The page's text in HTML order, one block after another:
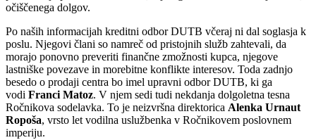
očiščenega dolgov.
Po naših informacijah kreditni odbor DUTB včeraj ni dal soglasja k
poslu. Njegovi člani so namreč od pristojnih služb zahtevali, da
morajo ponovno preveriti finančne zmožnosti kupca, njegove
lastniške povezave in morebitne konflikte interesov. Toda zadnjo
besedo o prodaji centra bo imel upravni odbor DUTB, ki ga
vodi Franci Matoz. V njem sedi tudi nekdanja dolgoletna tesna
Ročnikova sodelavka. To je neizvršna direktorica Alenka Urnaut
Ropoša, vrsto let vodilna uslužbenka v Ročnikovem poslovnem
imperiju.